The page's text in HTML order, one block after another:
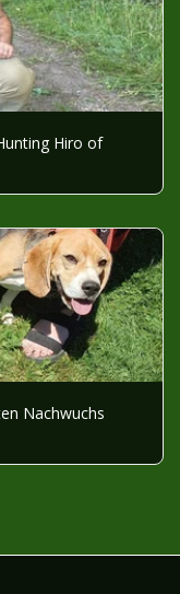
Hiro of
Nachwuchs